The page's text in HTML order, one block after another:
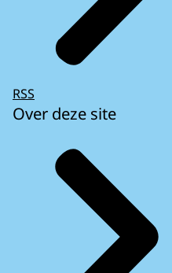
RSS
Over deze site